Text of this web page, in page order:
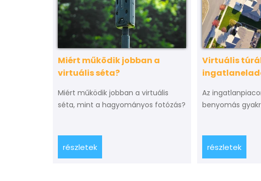
Miért működik jobban a
virtuális séta?
Miért működik jobban a virtuális
séta, mint a hagyományos fotózás?
részletek
Virtuális
Az
benyomás
részletek